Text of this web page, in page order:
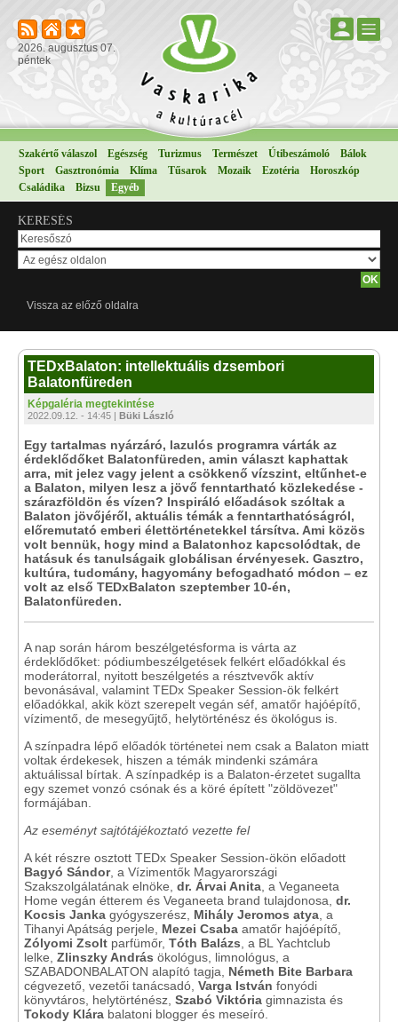
2026. augusztus 07.
péntek
Szakértő válaszol Egészség Turizmus Természet Útibeszámoló
Bálok
Sport
Gasztronómia Klíma Tűsarok Mozaik Ezotéria
Horoszkóp
Családika
Bizsu Egyéb
KERESÉS
Vissza az előző oldalra
TEDxBalaton: intellektuális dzsembori
Balatonfüreden
Képgaléria megtekintése
2022.09.12. - 14:45 | Büki László
Egy tartalmas nyárzáró, lazulós programra várták az
érdeklődőket Balatonfüreden, amin választ kaphattak
arra, mit jelez vagy jelent a csökkenő vízszint, eltűnhet-e
a Balaton, milyen lesz a jövő fenntartható közlekedése -
szárazföldön és vízen? Inspiráló előadások szóltak a
Balaton jövőjéről, aktuális témák a fenntarthatóságról,
előremutató emberi élettörténetekkel társítva. Ami közös
volt bennük, hogy mind a Balatonhoz kapcsolódtak, de
hatásuk és tanulságaik globálisan érvényesek. Gasztro,
kultúra, tudomány, hagyomány befogadható módon – ez
volt az első TEDxBalaton szeptember 10-én,
Balatonfüreden.
A nap során három beszélgetésforma is várta az
érdeklődőket: pódiumbeszélgetések felkért előadókkal és
moderátorral, nyitott beszélgetés a résztvevők aktív
bevonásával, valamint TEDx Speaker Session-ök felkért
előadókkal, akik közt szerepelt vegán séf, amatőr hajóépítő,
vízimentő, de mesegyűjtő, helytörténész és ökológus is.
A színpadra lépő előadók történetei nem csak a Balaton miatt
voltak érdekesek, hiszen a témák mindenki számára
aktuálissal bírtak. A színpadkép is a Balaton-érzetet sugallta
egy szemet vonzó csónak és a köré épített "zöldövezet"
formájában.
Az eseményt sajtótájékoztató vezette fel
A két részre osztott TEDx Speaker Session-ökön előadott
Bagyó Sándor, a Vízimentők Magyarországi
Szakszolgálatának elnöke, dr. Árvai Anita , a Veganeeta
Home vegán étterem és Veganeeta brand tulajdonosa, dr.
Kocsis Janka gyógyszerész, Mihály Jeromos atya , a
Tihanyi Apátság perjele, Mezei Csaba amatőr hajóépítő,
Zólyomi Zsolt parfümőr, Tóth Balázs , a BL Yachtclub
lelke, Zlinszky András ökológus, limnológus, a
SZABADONBALATON alapító tagja, Németh Bite Barbara
cégvezető, vezetői tanácsadó, Varga István fonyódi
könyvtáros, helytörténész, Szabó Viktória gimnazista és
Tokody Klára balatoni blogger és meseíró.